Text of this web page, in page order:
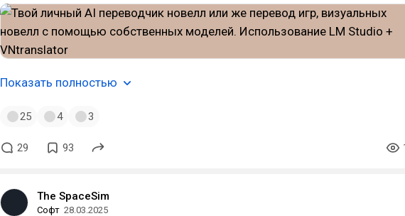
Показать полностью
25 4 3
29 93
The SpaceSim
Софт 28.03.2025